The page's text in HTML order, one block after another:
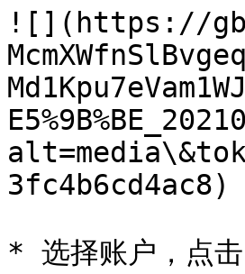
![](https://
3fc4b6cd4ac8)
* 选择账户，